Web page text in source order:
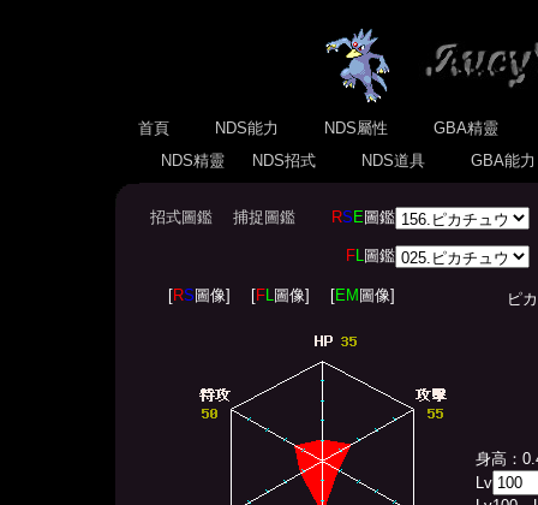
首頁 NDS能力 NDS屬性
GBA精靈
NDS精靈
NDS招式 NDS道具 GBA能
招式圖鑑 捕捉圖鑑 RS E圖鑑
FL圖鑑
[RS 圖像] [FL圖像] [EM 圖像] ピカ
身高：
Lv